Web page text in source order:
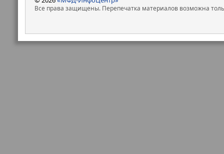
Все права защищены. Перепечатка материалов возможна